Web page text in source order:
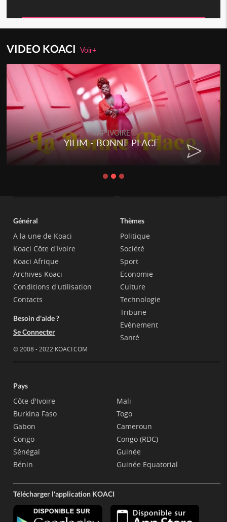
VIDEO KOACIVoir+
RAP IVOIRE
YILIM - BONNE PLACE
Général
A la une de Koaci
Koaci Côte d'Ivoire
Koaci Afrique
Archives Koaci
Conditions d'utilisation
Contacts
Besoin d'aide ?
Se Connecter
© 2008 - 2022 KOACI.COM
Thèmes
Politique
Société
Sport
Economie
Culture
Technologie
Tribune
Evènement
Santé
Pays
Côte d'Ivoire
Burkina Faso
Gabon
Congo
Sénégal
Bénin
Mali
Togo
Cameroun
Congo (RDC)
Guinée
Guinée Equatorial
Télécharger l'application KOACI